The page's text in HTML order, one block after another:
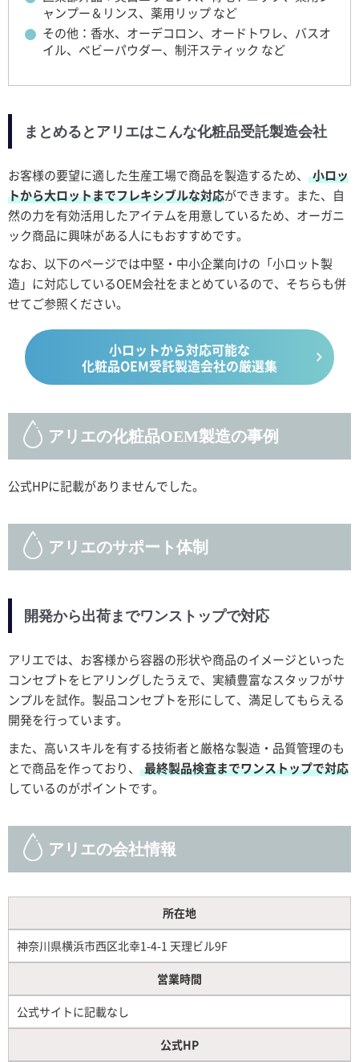
ャンプー＆リンス、薬用リップ など
その他：香水、オーデコロン、オードトワレ、バスオ
イル、ベビーパウダー、制汗スティック など
まとめるとアリエはこんな化粧品受託製造会社
お客様の要望に適した生産工場で商品を製造するため、
小ロッ
トから大ロットまでフレキシブルな対応ができます。また、自
然の力を有効活用したアイテムを用意しているため、オーガニ
ック商品に興味がある人にもおすすめです。
なお、以下のページでは中堅・中小企業向けの「小ロット製
造」に対応しているOEM会社をまとめているので、そちらも併
せてご参照ください。
小ロットから対応可能な
化粧品OEM受託製造会社の厳選集
アリエの化粧品OEM製造の事例
公式HPに記載がありませんでした。
アリエのサポート体制
開発から出荷までワンストップで対応
アリエでは、お客様から容器の形状や商品のイメージといった
コンセプトをヒアリングしたうえで、実績豊富なスタッフがサ
ンプルを試作。製品コンセプトを形にして、満足してもらえる
開発を行っています。
また、高いスキルを有する技術者と厳格な製造・品質管理のも
とで商品を作っており、
最終製品検査までワンストップで対応
しているのがポイントです。
アリエの会社情報
所在地
神奈川県横浜市西区北幸1-4-1 天理ビル9F
営業時間
公式サイトに記載なし
公式HP